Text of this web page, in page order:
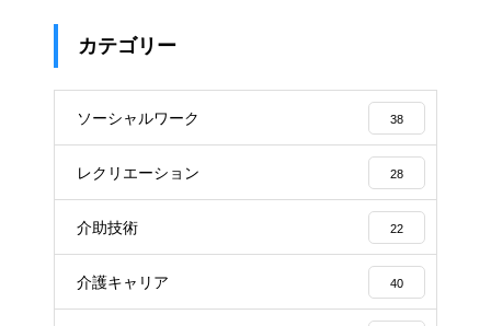
カテゴリー
ソーシャルワーク 38
レクリエーション 28
介助技術 22
介護キャリア 40